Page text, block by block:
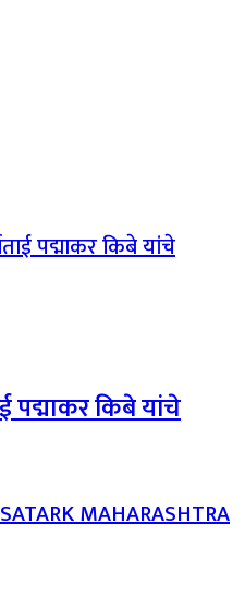
पद्माकर किबे यांचे
SATARK MAHARASHTRA